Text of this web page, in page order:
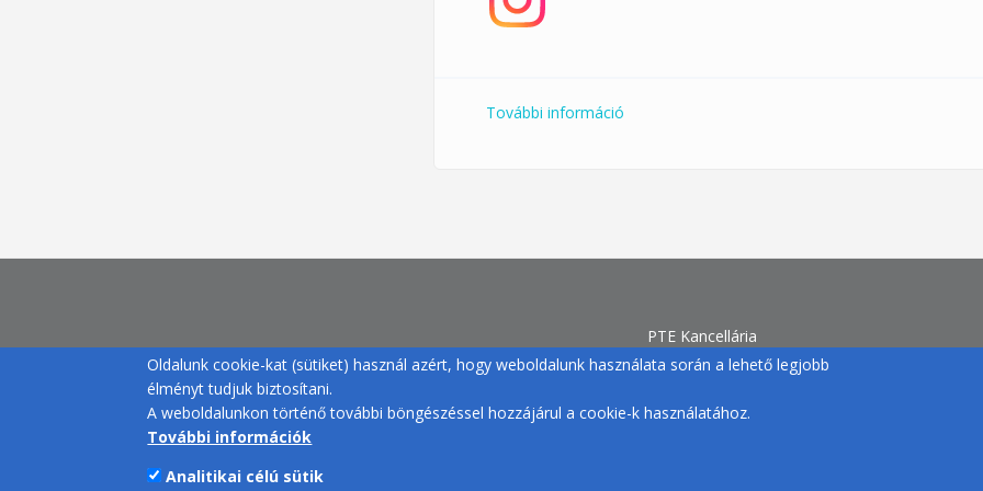
További információ
PTE Kancellária
Egyetemi Sport
+36 72 /501-500/12770 |
Oldalunk cookie-kat (sütiket) használ azért, hogy weboldalunk használata során a lehető legjobb
élményt tudjuk biztosítani.
A weboldalunkon történő további böngészéssel hozzájárul a cookie-k használatához.
További információk
Analitikai célú sütik